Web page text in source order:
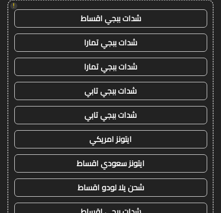
!
شدات ببجي اقساط
شدات ببجي تمارا
شدات ببجي تمارا
شدات ببجي تابي
شدات ببجي تابي
ايتونز امريكي
ايتونز سعودي اقساط
شحن يلا لودو اقساط